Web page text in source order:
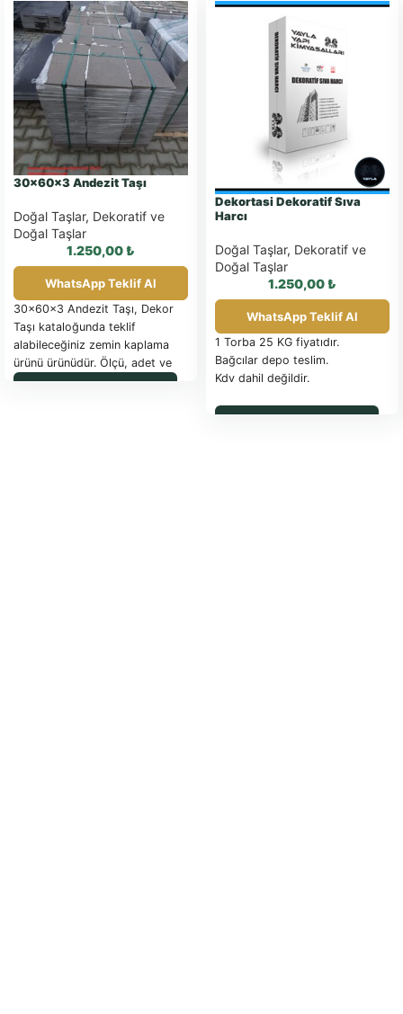
30x60x3 Andezit Taşı
Doğal Taşlar, Dekoratif ve
Doğal Taşlar
1.250,00₺
WhatsApp Teklif Al
30x60x3 Andezit Taşı, Dekor
Taşı kataloğunda teklif
alabileceğiniz zemin kaplama
ürünü ürünüdür. Ölçü, adet ve
uygulama detayları için
Dekortasi Dekoratif Sıva
Harcı
Doğal Taşlar, Dekoratif ve
Doğal Taşlar
1.250,00₺
WhatsApp Teklif Al
1 Torba 25 KG fiyatıdır.
Bağcılar depo teslim.
Kdv dahil değildir.